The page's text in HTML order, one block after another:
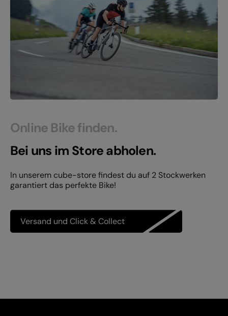
Online Bike finden.
Bei uns im Store abholen.
In unserem cube-store findest du auf 2 Stockwerken
garantiert das perfekte Bike!
Versand und Click & Collect